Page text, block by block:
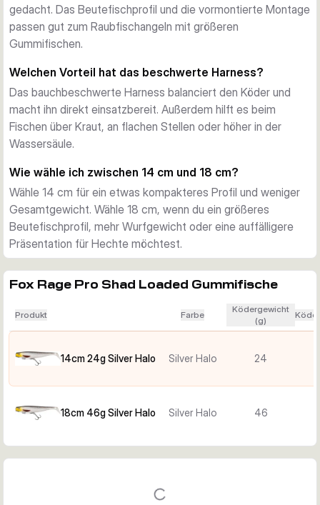
Der Pro Shad kombiniert Körperrollen und einen aktiven
Schwanzlauf, um einen Beutefisch überzeugend
nachzuahmen. Dadurch ist er eine gute Wahl, wenn ein
arbeiten soll.
Für das Raubfischangeln gemacht
Diese Köder sind für Angler gedacht, die gezielt auf Hecht
und Zander fischen. Durch die vormontierte Beschwerung
eignen sie sich auch gut über Kraut, in flachen Gewässern
So wählst du die passende Größe
Die 14-cm-Version bietet ein kompakteres Profil, die 18-cm-
Version mehr Volumen und Gesamtgewicht. Wähle je nach
Beutefischgröße sowie gewünschter Lauftiefe und
Führungsstil.
gedacht. Das Beutefischprofil und die vormontierte Montage
passen gut zum Raubfischangeln mit größeren
Gummifischen.
Welchen Vorteil hat das beschwerte Harness?
Das bauchbeschwerte Harness balanciert den Köder und
macht ihn direkt einsatzbereit. Außerdem hilft es beim
Fischen über Kraut, an flachen Stellen oder höher in der
Wassersäule.
Wie wähle ich zwischen 14 cm und 18 cm?
Wähle 14 cm für ein etwas kompakteres Profil und weniger
Gesamtgewicht. Wähle 18 cm, wenn du ein größeres
Beutefischprofil, mehr Wurfgewicht oder eine auffälligere
Präsentation für Hechte möchtest.
Fox Rage Pro Shad Loaded Gummifische
Produkt Farbe
Ködergewicht
(g)
14cm 24g Silver Halo Silver Halo 24
18cm 46g Silver Halo Silver Halo 46